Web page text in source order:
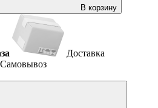
В корзину
Доставка
Самовывоз